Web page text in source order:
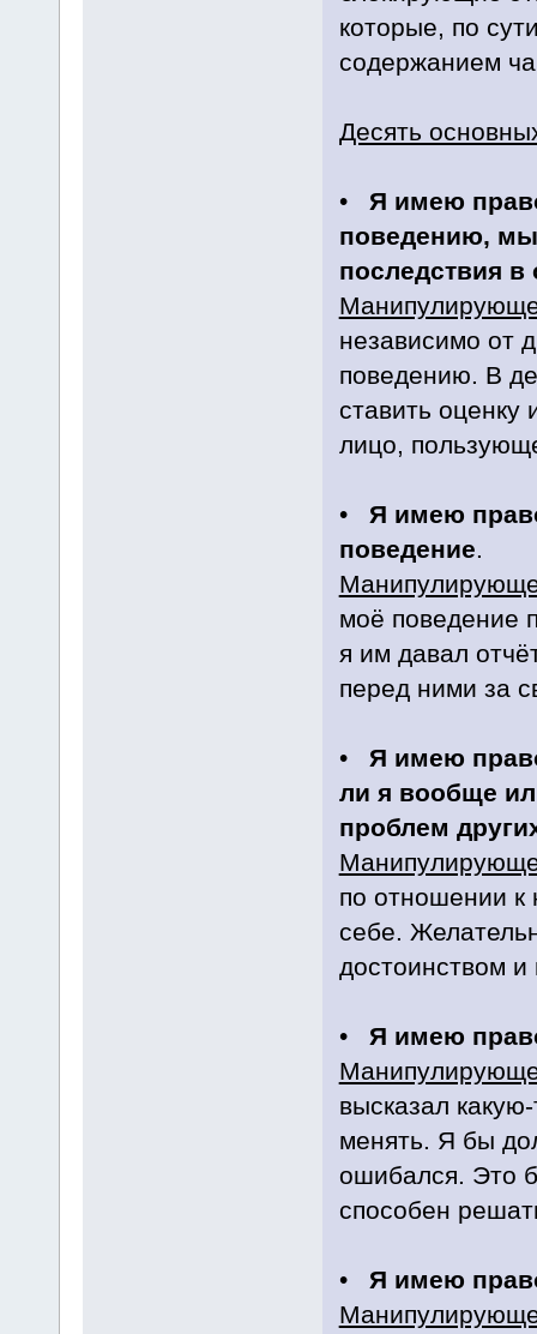
которые, по
содержанием
Десять
• Я имею
поведению,
последствия в
независимо от
поведению. В
ставить
лицо,
• Я имею
поведение.
моё поведение
я им давал
перед ними за
• Я имею
ли я вообще
проблем
по отношении к
себе.
достоинством и
• Я имею
высказал
менять. Я бы
ошибался. Это
способен
• Я имею